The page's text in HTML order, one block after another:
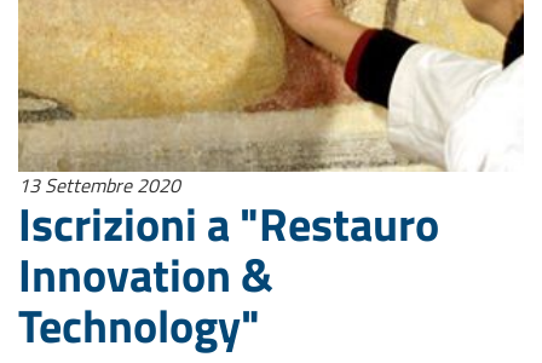
13 Settembre 2020
Iscrizioni a "Restauro
Innovation &
Technology"